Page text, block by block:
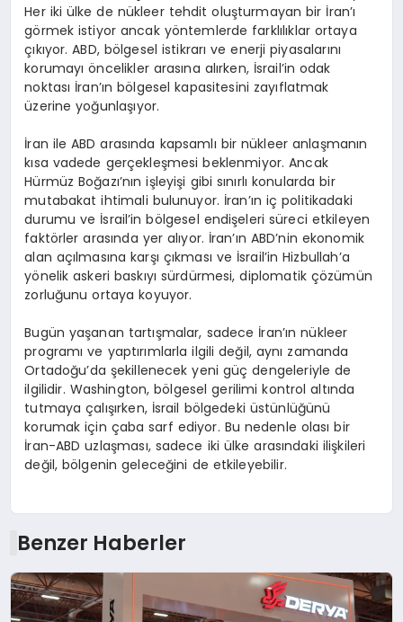
Her iki ülke de nükleer tehdit oluşturmayan bir İran’ı
görmek istiyor ancak yöntemlerde farklılıklar ortaya
çıkıyor. ABD, bölgesel istikrarı ve enerji piyasalarını
korumayı öncelikler arasına alırken, İsrail’in odak
noktası İran’ın bölgesel kapasitesini zayıflatmak
üzerine yoğunlaşıyor.
İran ile ABD arasında kapsamlı bir nükleer anlaşmanın
kısa vadede gerçekleşmesi beklenmiyor. Ancak
Hürmüz Boğazı’nın işleyişi gibi sınırlı konularda bir
mutabakat ihtimali bulunuyor. İran’ın iç politikadaki
durumu ve İsrail’in bölgesel endişeleri süreci etkileyen
faktörler arasında yer alıyor. İran’ın ABD’nin ekonomik
alan açılmasına karşı çıkması ve İsrail’in Hizbullah’a
yönelik askeri baskıyı sürdürmesi, diplomatik çözümün
zorluğunu ortaya koyuyor.
Bugün yaşanan tartışmalar, sadece İran’ın nükleer
programı ve yaptırımlarla ilgili değil, aynı zamanda
Ortadoğu’da şekillenecek yeni güç dengeleriyle de
ilgilidir. Washington, bölgesel gerilimi kontrol altında
tutmaya çalışırken, İsrail bölgedeki üstünlüğünü
korumak için çaba sarf ediyor. Bu nedenle olası bir
İran-ABD uzlaşması, sadece iki ülke arasındaki ilişkileri
değil, bölgenin geleceğini de etkileyebilir.
Benzer Haberler